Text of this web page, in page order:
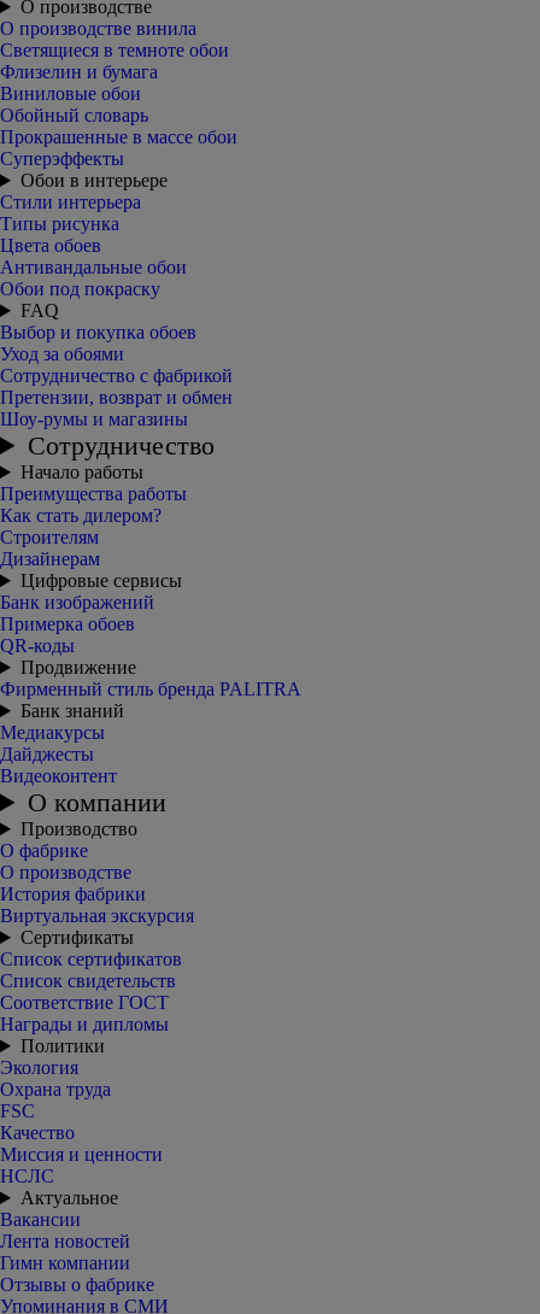
О производстве
О производстве винила
Светящиеся в темноте обои
Флизелин и бумага
Виниловые обои
Обойный словарь
Прокрашенные в массе обои
Суперэффекты
Обои в интерьере
Стили интерьера
Типы рисунка
Цвета обоев
Антивандальные обои
Обои под покраску
FAQ
Выбор и покупка обоев
Уход за обоями
Сотрудничество с фабрикой
Претензии, возврат и обмен
Шоу-румы и магазины
Сотрудничество
Начало работы
Преимущества работы
Как стать дилером?
Строителям
Дизайнерам
Цифровые сервисы
Банк изображений
Примерка обоев
QR-коды
Продвижение
Фирменный стиль бренда PALITRA
Банк знаний
Медиакурсы
Дайджесты
Видеоконтент
О компании
Производство
О фабрике
О производстве
История фабрики
Виртуальная экскурсия
Сертификаты
Список сертификатов
Список свидетельств
Соответствие ГОСТ
Награды и дипломы
Политики
Экология
Охрана труда
FSC
Качество
Миссия и ценности
НСЛС
Актуальное
Вакансии
Лента новостей
Гимн компании
Отзывы о фабрике
Упоминания в СМИ